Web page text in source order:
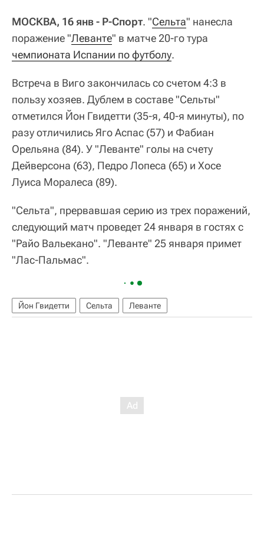
МОСКВА, 16 янв - Р-Спорт. "Сельта" нанесла
поражение "Леванте" в матче 20-го тура
чемпионата Испании по футболу.
Встреча в Виго закончилась со счетом 4:3 в
пользу хозяев. Дублем в составе "Сельты"
отметился Йон Гвидетти (35-я, 40-я минуты), по
разу отличились Яго Аспас (57) и Фабиан
Орельяна (84). У "Леванте" голы на счету
Дейверсона (63), Педро Лопеса (65) и Хосе
Луиса Моралеса (89).
"Сельта", прервавшая серию из трех поражений,
следующий матч проведет 24 января в гостях с
"Райо Вальекано". "Леванте" 25 января примет
"Лас-Пальмас".
Йон Гвидетти Сельта Леванте